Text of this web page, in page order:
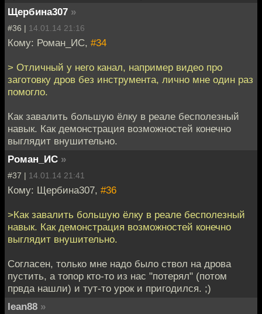
Щербина307 »
#36 | 14.01.14 21:16
Кому: Роман_ИС, #34
> Отличный у него канал, например видео про
заготовку дров без инструмента, лично мне один раз
помогло.
Как завалить большую ёлку в реале бесполезный
навык. Как демонстрация возможностей конечно
выглядит внушительно.
Роман_ИС »
#37 | 14.01.14 21:41
Кому: Щербина307, #36
>Как завалить большую ёлку в реале бесполезный
навык. Как демонстрация возможностей конечно
выглядит внушительно.
Согласен, только мне надо было ствол на дрова
пустить, а топор кто-то из нас "потерял" (потом
првда нашли) и тут-то урок и пригодился. ;)
lean88 »